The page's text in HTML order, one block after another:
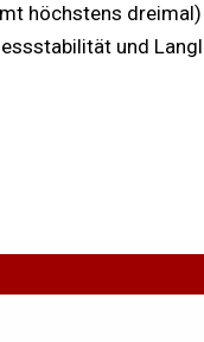
höchstens
und